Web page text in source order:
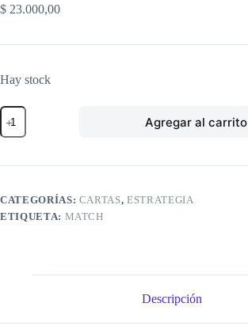
$ 23.000,00
Hay stock
Match
cantidad
Agregar al carrito
CATEGORÍAS: CARTAS,ESTRATEGIA
ETIQUETA: MATCH
Descripción